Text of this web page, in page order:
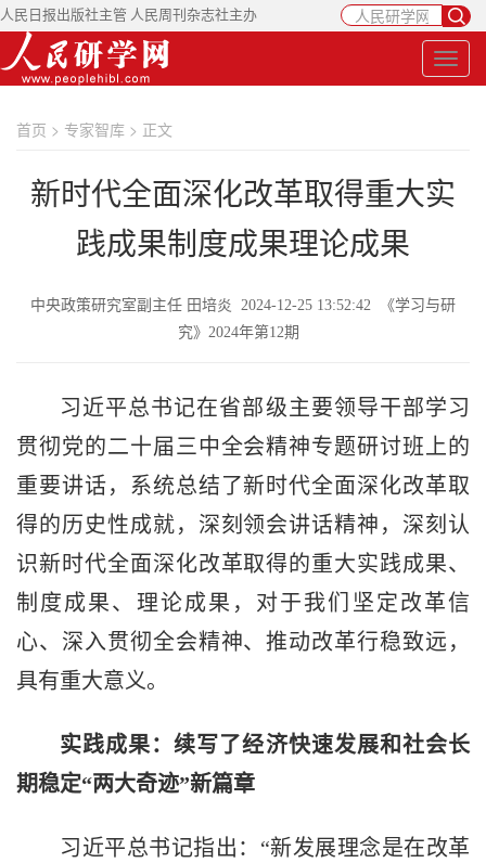
人民日报出版社主管 人民周刊杂志社主办
首页 > 专家智库 > 正文
新时代全面深化改革取得重大实
践成果制度成果理论成果
中央政策研究室副主任 田培炎 2024-12-25 13:52:42 《学习与研
究》2024年第12期
习近平总书记在省部级主要领导干部学习
贯彻党的二十届三中全会精神专题研讨班上的
重要讲话，系统总结了新时代全面深化改革取
得的历史性成就，深刻领会讲话精神，深刻认
识新时代全面深化改革取得的重大实践成果、
制度成果、理论成果，对于我们坚定改革信
心、深入贯彻全会精神、推动改革行稳致远，
具有重大意义。
实践成果：续写了经济快速发展和社会长
期稳定“两大奇迹”新篇章
习近平总书记指出：“新发展理念是在改革